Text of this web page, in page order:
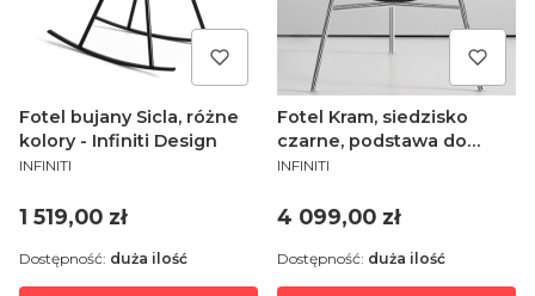
Fotel bujany Sicla, różne
kolory - Infiniti Design
PRODUCENT
INFINITI
Cena
1 519,00 zł
Dostępność: duża ilość
Fotel Kram, siedzisko
czarne, podstawa do
wyboru - Infiniti Design
PRODUCENT
INFINITI
Cena
4 099,00 zł
Dostępność: duża ilość